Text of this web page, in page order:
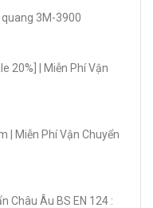
3M-3900
20%] | Miễn Phí Vận
| Miễn Phí Vận Chuyển
Châu Âu BS EN 124 :